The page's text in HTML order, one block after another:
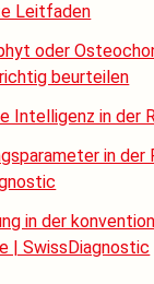
Leitfaden
oder
beurteilen
Intelligenz in der
in der
in der
| SwissDiagnostic